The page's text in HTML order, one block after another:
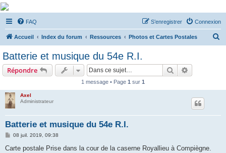
De Musicae Militari -
Forums
Forums de discussions
FAQ Connexion
S’enregistrer
Accueil Index du forum Ressources Photos et Cartes Postales
Batterie et musique du 54e R.I.
Répondre Rechercher
1 message • Page 1 sur 1
Axel
Administrateur
Batterie et musique du 54e R.I.
M
s
08 juil. 2019, 09:38
Carte postale Prise dans la cour de la caserne Royallieu à Compiègne.